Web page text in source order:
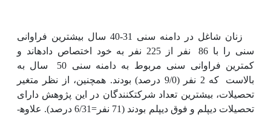
زنان شاغل در دامنه سنی 31-40 سال بیشترین فراوانی
سنی را با 86
نفر از 225 نفر به خود اختصاص داده­اند و
کمترین فراوانی سنی مربوط به دامنه سنی 50
سال به
بالاست
که 2 نفر (9/0 درصد) بودند. همچنین، از نظر متغیر
تحصیلات، بیشترین تعداد شرکت­کنندگان در این پژوهش دارای
تحصیلات دیپلم و فوق دیپلم بودند (71 نفر=6/31 درصد). علاوه­